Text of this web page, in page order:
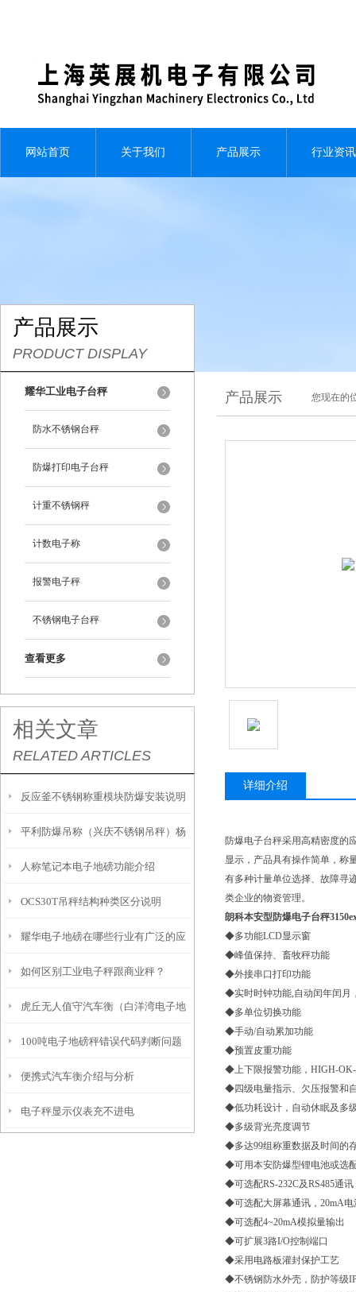
网站首页 关于我们 产品展示 行业资讯
产品展示
PRODUCT DISPLAY
耀华工业电子台秤
防水不锈钢台秤
防爆打印电子台秤
计重不锈钢秤
计数电子称
报警电子秤
不锈钢电子台秤
查看更多
相关文章
RELATED ARTICLES
反应釜不锈钢称重模块防爆安装说明
平利防爆吊称（兴庆不锈钢吊秤）杨
陵防水吊秤）宁陕隔爆吊称维修
人称笔记本电子地磅功能介绍
OCS30T吊秤结构种类区分说明
耀华电子地磅在哪些行业有广泛的应
用？
如何区别工业电子秤跟商业秤？
虎丘无人值守汽车衡（白洋湾电子地
磅）相城电子汽车衡维修
100吨电子地磅秤错误代码判断问题
大型地磅秤脚差如何修正
便携式汽车衡介绍与分析
电子秤显示仪表充不进电
产品展示 您现在的
详细介绍
防爆电子台秤采用高精密度的
显示，产品具有操作简单，称
有多种计量单位选择、故障寻
类企业的物资管理。
朗科本安型防爆电子台秤
◆多功能LCD显示窗
◆峰值保持、畜牧秤功能
◆外接串口打印功能
◆实时时钟功能,自动闰年闰月
◆多单位切换功能
◆手动/自动累加功能
◆预置皮重功能
◆上下限报警功能，HIGH-
◆四级电量指示、欠压报警和
◆低功耗设计，自动休眠及多
◆多级背光亮度调节
◆多达99组称重数据及时间的
◆可用本安防爆型锂电池或选
◆可选配RS-232C及RS485通
◆可选配大屏幕通讯，20mA电
◆可选配4~20mA模拟量输出
◆可扩展3路I/O控制端口
◆采用电路板灌封保护工艺
◆不锈钢防水外壳，防护等级